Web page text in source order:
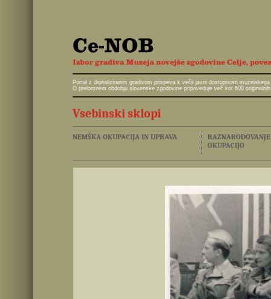
Portal z digitaliziranim gradivom prispeva k večji javni dostopnosti
O prelomnem obdobju slovenske zgodovine pripoveduje več kot 600
Vsebinski sklopi
NEMŠKA OKUPACIJA IN UPRAVA
OKUPACIJO